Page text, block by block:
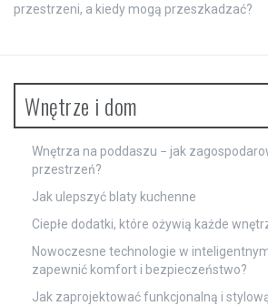
przestrzeni, a kiedy mogą przeszkadzać?
Wnętrze i dom
Wnętrza na poddaszu − jak
przestrzeń?
Jak ulepszyć blaty kuchenne
Ciepłe dodatki, które ożywią każde
Nowoczesne technologie w
zapewnić komfort i bezpieczeństwo?
Jak zaprojektować funkcjonalną i